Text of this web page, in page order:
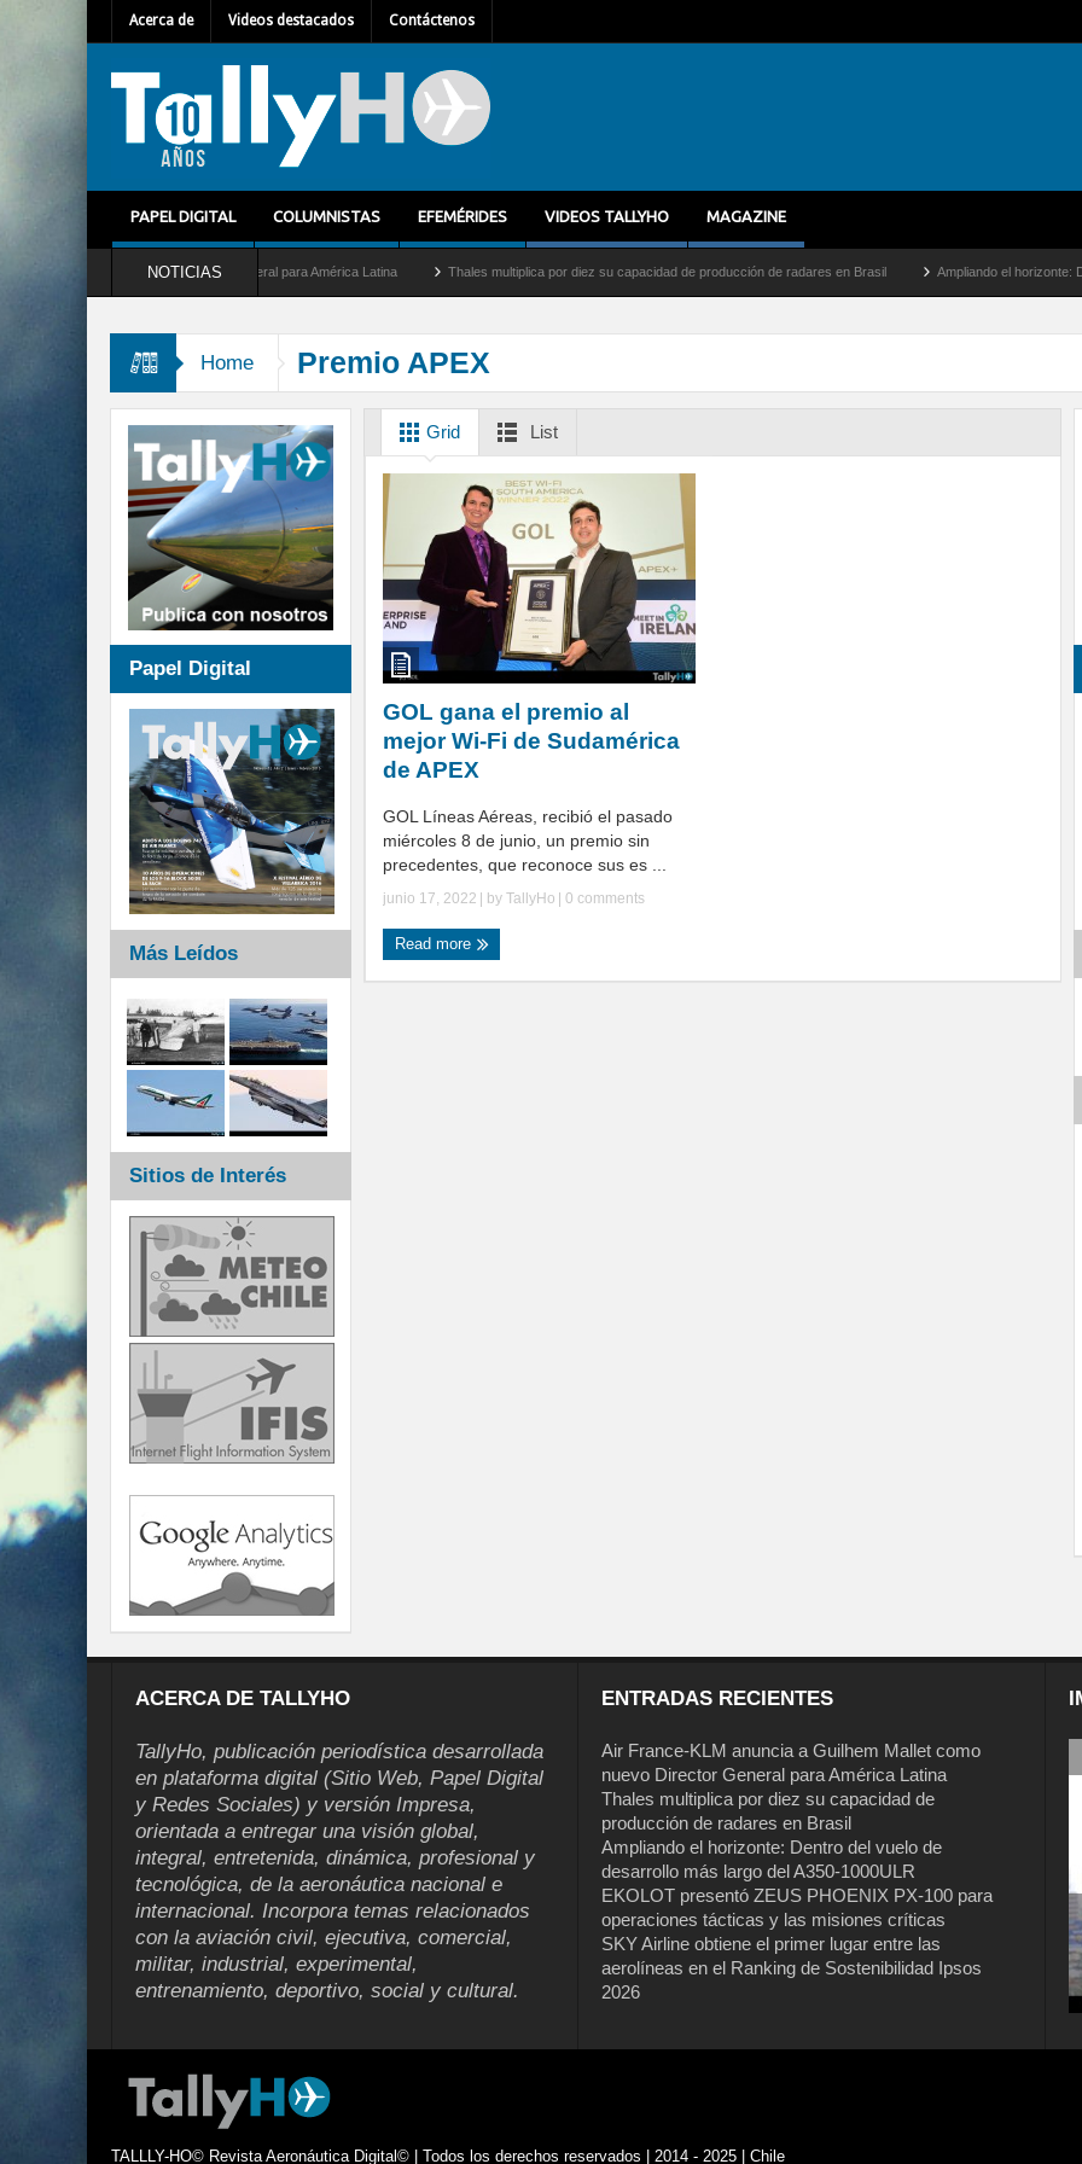
Acerca de Videos destacados Contáctenos
PAPEL DIGITAL COLUMNISTAS EFEMÉRIDES VIDEOS TALLYHO MAGAZINE
NOTICIAS
Mallet como nuevo Director General para América Latina Thales multiplica por diez su capacidad de producción de radares en Brasil Ampliando el horizonte: Dentro
Home Premio APEX
Grid List
GOL gana el premio al
mejor Wi-Fi de Sudamérica
de APEX
GOL Líneas Aéreas, recibió el pasado
miércoles 8 de junio, un premio sin
precedentes, que reconoce sus es ...
junio 17, 2022 | by TallyHo 0 comments
Read more
Papel Digital
Más Leídos
Sitios de Interés
ACERCA DE TALLYHO
TallyHo, publicación periodística desarrollada
en plataforma digital (Sitio Web, Papel Digital
y Redes Sociales) y versión Impresa,
orientada a entregar una visión global,
integral, entretenida, dinámica, profesional y
tecnológica, de la aeronáutica nacional e
internacional. Incorpora temas relacionados
con la aviación civil, ejecutiva, comercial,
militar, industrial, experimental,
entrenamiento, deportivo, social y cultural.
ENTRADAS RECIENTES
Air France-KLM anuncia a Guilhem Mallet como
nuevo Director General para América Latina
Thales multiplica por diez su capacidad de
producción de radares en Brasil
Ampliando el horizonte: Dentro del vuelo de
desarrollo más largo del A350-1000ULR
EKOLOT presentó ZEUS PHOENIX PX-100 para
operaciones tácticas y las misiones críticas
SKY Airline obtiene el primer lugar entre las
aerolíneas en el Ranking de Sostenibilidad Ipsos
2026
Air France-KLM anuncia a Guilhem
Mallet como nuevo Director General
para América Latina
TALLLY-HO© Revista Aeronáutica Digital© | Todos los derechos reservados | 2014 - 2025 | Chile